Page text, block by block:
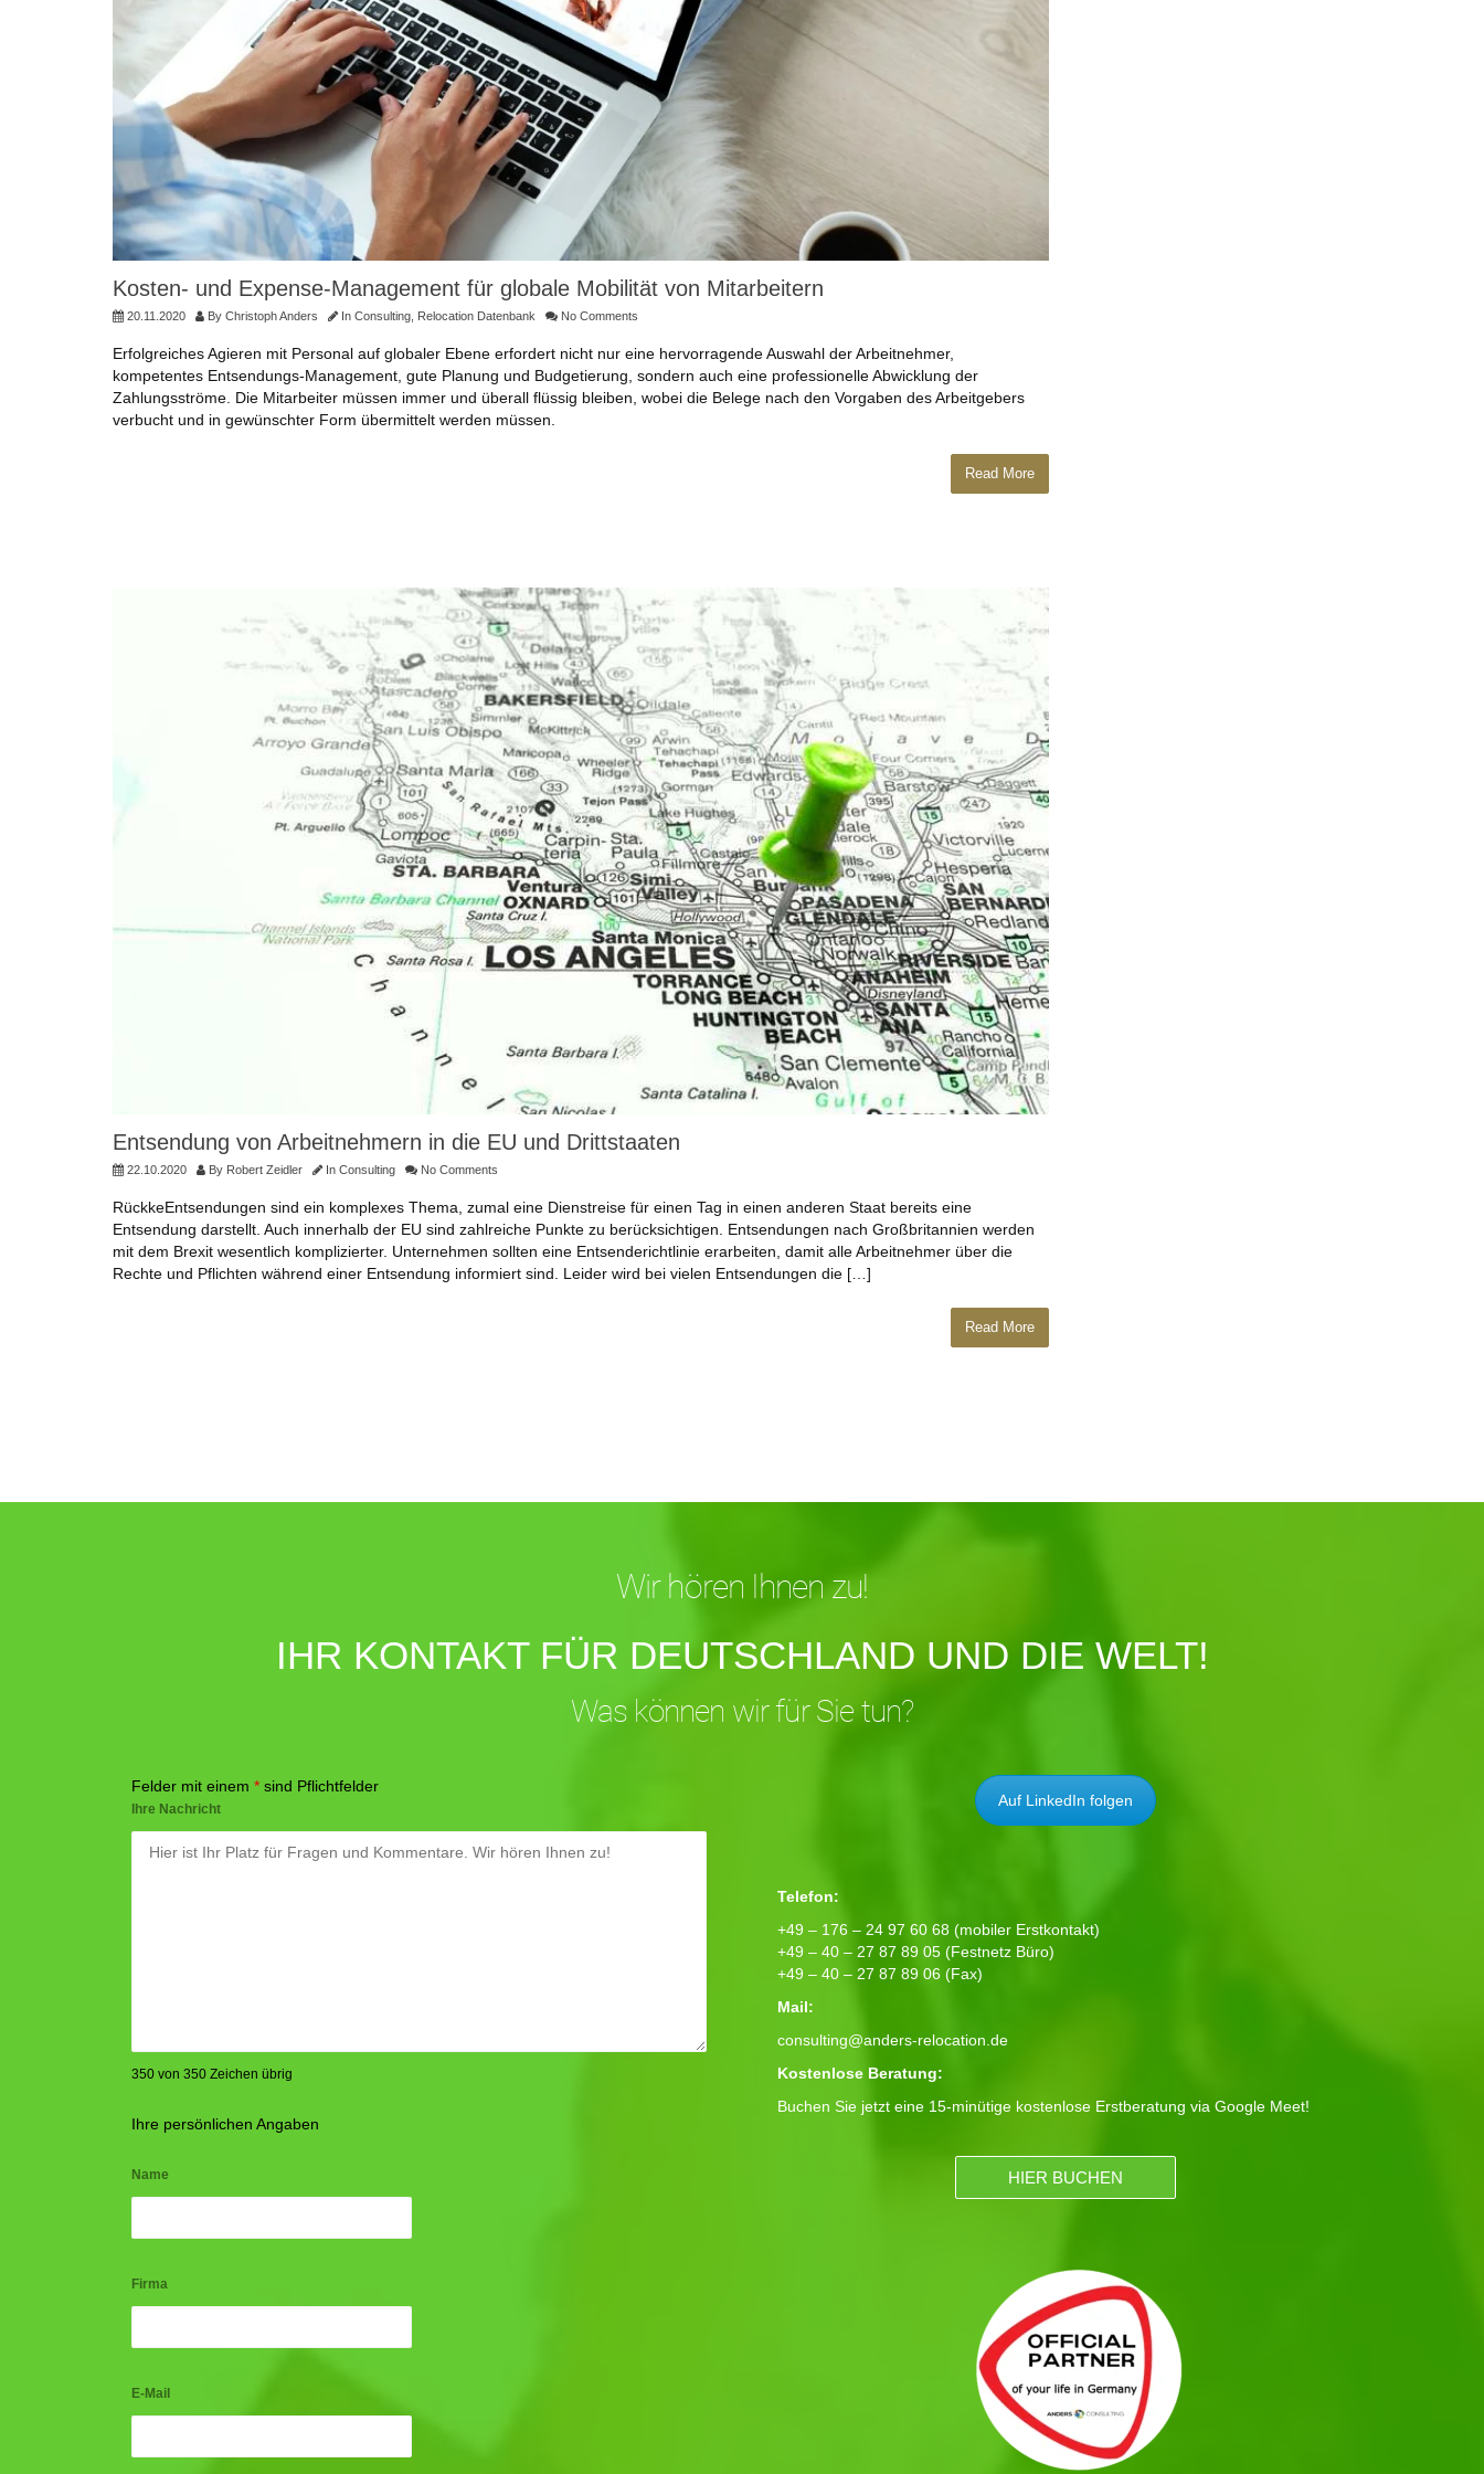
Kosten- und Expense-Management für globale Mobilität von Mitarbeitern
20.11.2020 By Christoph Anders In Consulting Relocation Datenbank No Comments
Erfolgreiches Agieren mit Personal auf globaler Ebene erfordert nicht nur eine hervorragende Auswahl der Arbeitnehmer,
kompetentes Entsendungs-Management, gute Planung und Budgetierung, sondern auch eine professionelle Abwicklung der
Zahlungsströme. Die Mitarbeiter müssen immer und überall flüssig bleiben, wobei die Belege nach den Vorgaben des Arbeitgebers
verbucht und in gewünschter Form übermittelt werden müssen.
Read More
Entsendung von Arbeitnehmern in die EU und Drittstaaten
22.10.2020 By Robert Zeidler In Consulting No Comments
RückkeEntsendungen sind ein komplexes Thema, zumal eine Dienstreise für einen Tag in einen anderen Staat bereits eine
Entsendung darstellt. Auch innerhalb der EU sind zahlreiche Punkte zu berücksichtigen. Entsendungen nach Großbritannien werden
mit dem Brexit wesentlich komplizierter. Unternehmen sollten eine Entsenderichtlinie erarbeiten, damit alle Arbeitnehmer über die
Rechte und Pflichten während einer Entsendung informiert sind. Leider wird bei vielen Entsendungen die […]
Read More
Wir hören Ihnen zu!
IHR KONTAKT FÜR DEUTSCHLAND UND DIE WELT!
Was können wir für Sie tun?
Felder mit einem * sind Pflichtfelder
Ihre Nachricht
350 von 350 Zeichen übrig
Ihre persönlichen Angaben
Name
Firma
E-Mail
Auf LinkedIn folgen
Telefon:
+49 – 176 – 24 97 60 68 (mobiler Erstkontakt)
+49 – 40 – 27 87 89 05 (Festnetz Büro)
+49 – 40 – 27 87 89 06 (Fax)
Mail:
consulting@anders-relocation.de
Kostenlose Beratung:
Buchen Sie jetzt eine 15-minütige kostenlose Erstberatung via Google Meet!
HIER BUCHEN